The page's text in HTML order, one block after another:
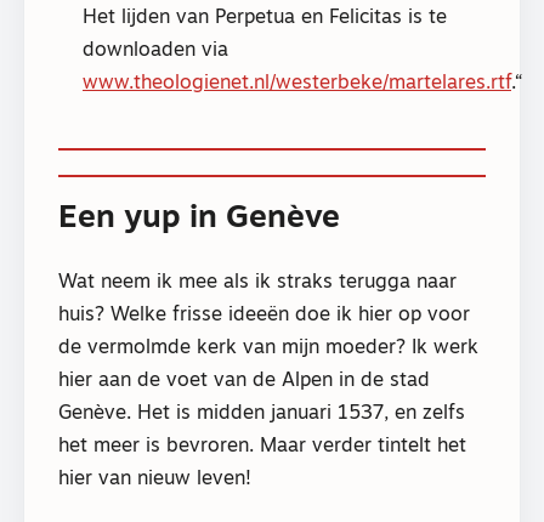
Het lijden van Perpetua en Felicitas is te
downloaden via
www.theologienet.nl/westerbeke/martelares.rtf.
Een yup in Genève
Wat neem ik mee als ik straks terugga naar
huis? Welke frisse ideeën doe ik hier op voor
de vermolmde kerk van mijn moeder? Ik werk
hier aan de voet van de Alpen in de stad
Genève. Het is midden januari 1537, en zelfs
het meer is bevroren. Maar verder tintelt het
hier van nieuw leven!